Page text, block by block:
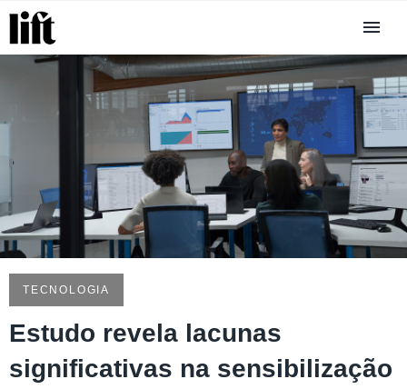
TECNOLOGIA
Estudo revela lacunas
significativas na sensibilização